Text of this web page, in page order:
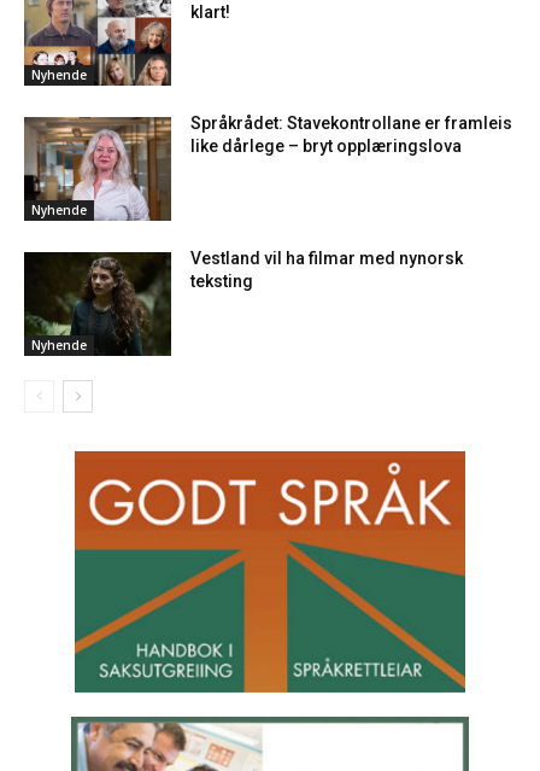
Nyhende
klart!
Nyhende
Språkrådet: Stavekontrollane er framleis
like dårlege – bryt opplæringslova
Nyhende
Vestland vil ha filmar med nynorsk
teksting